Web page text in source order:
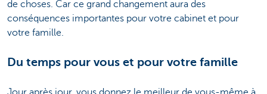
de choses. Car ce grand changement aura des
conséquences importantes pour votre cabinet et pour
votre famille.
Du temps pour vous et pour votre famille